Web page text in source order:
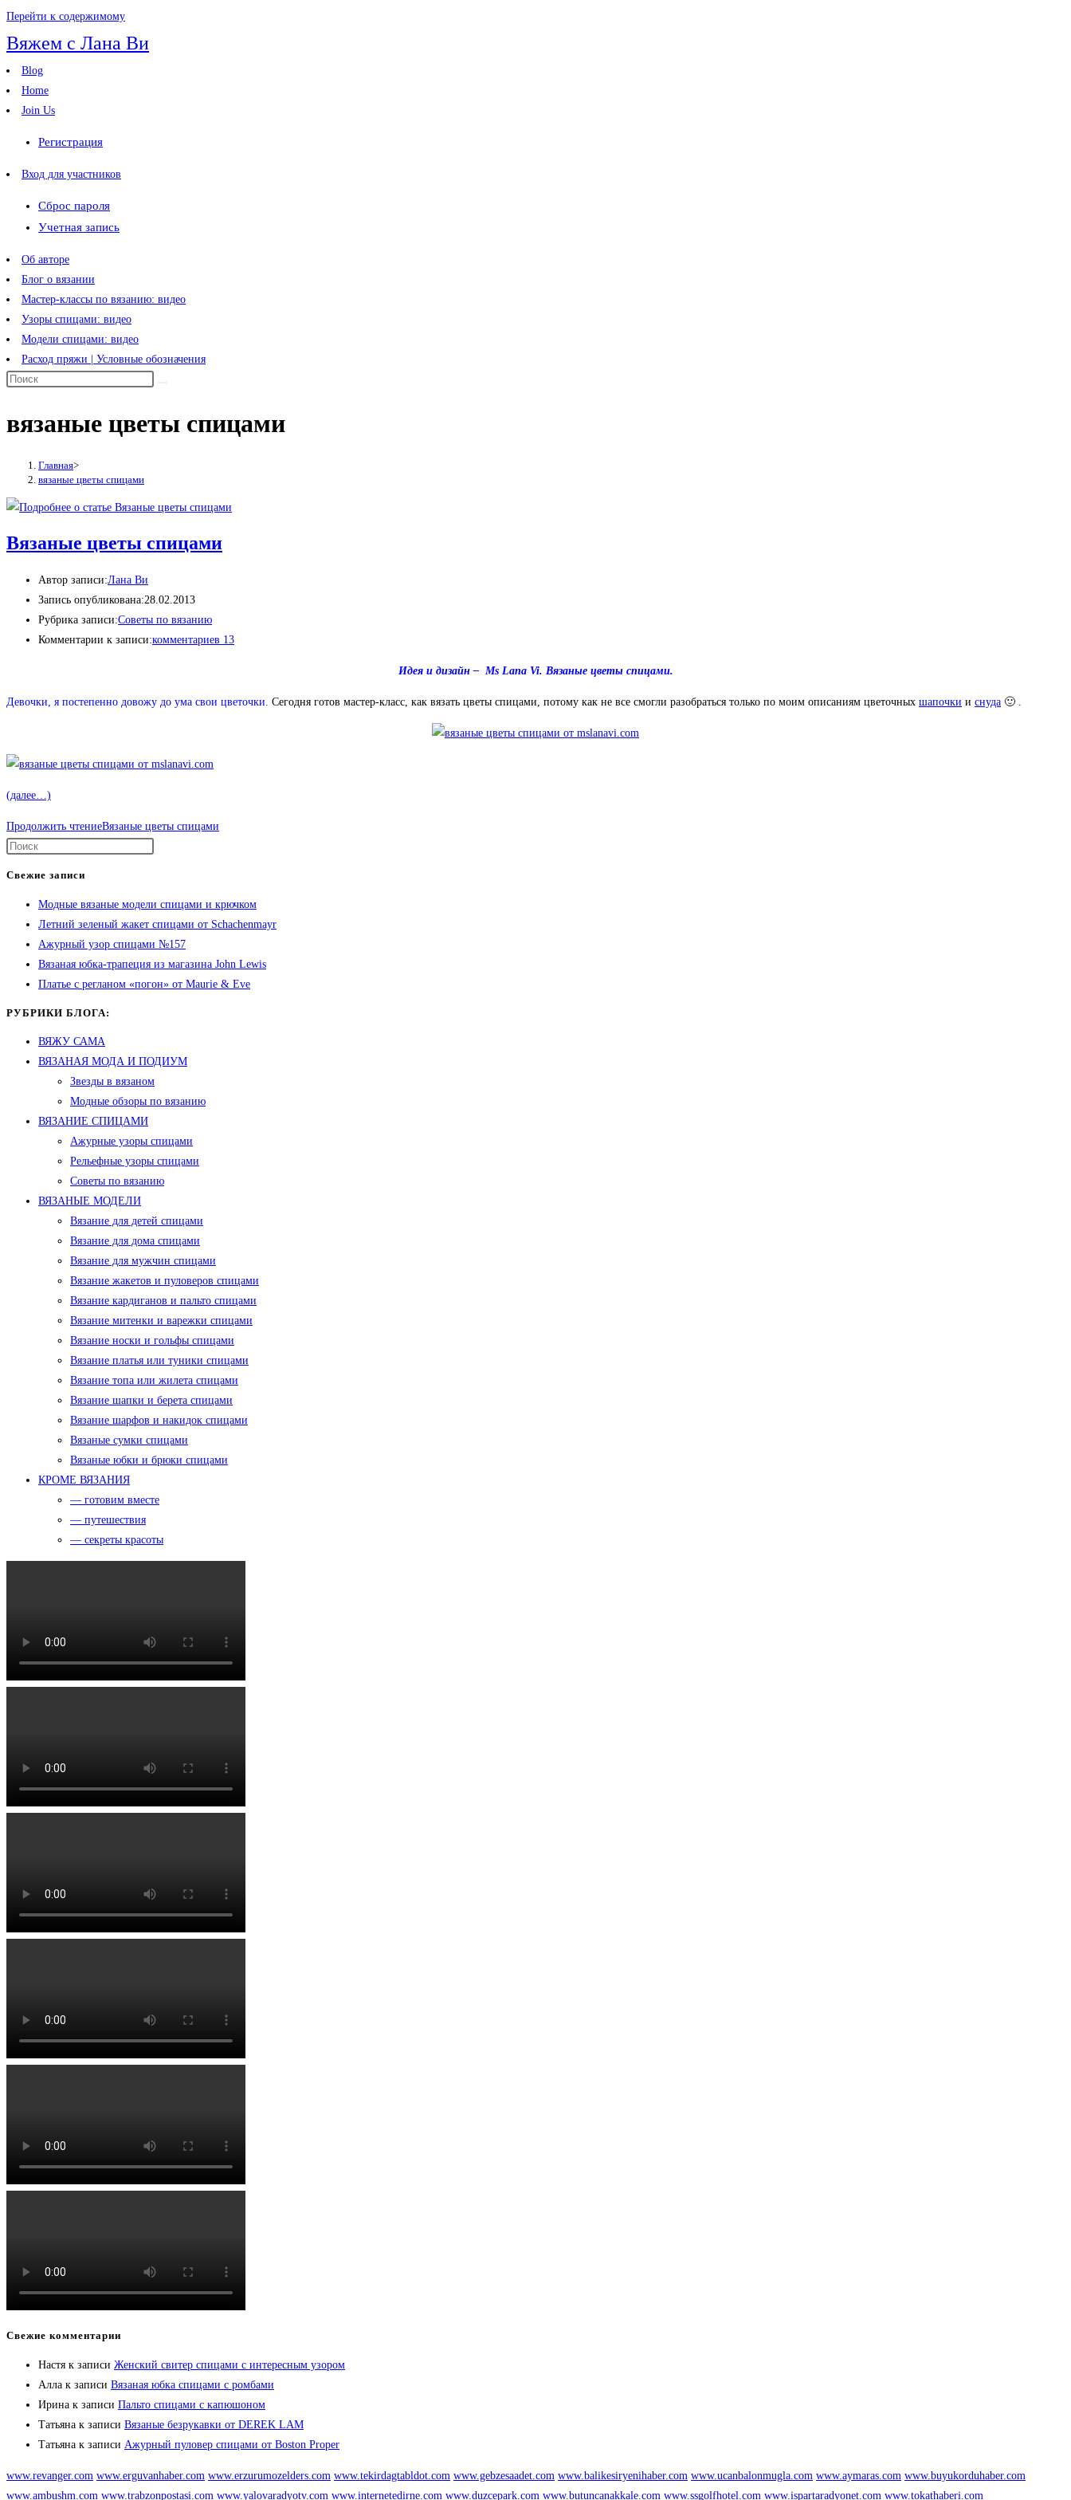
Перейти к содержимому
Вяжем с Лана Ви
Blog
Home
Join Us
Регистрация
Вход для участников
Сброс пароля
Учетная запись
Об авторе
Блог о вязании
Мастер-классы по вязанию: видео
Узоры спицами: видео
Модели спицами: видео
Расход пряжи | Условные обозначения
вязаные цветы спицами
Главная>
вязаные цветы спицами
Вязаные цветы спицами
Автор записи:Лана Ви
Запись опубликована:28.02.2013
Рубрика записи:Советы по вязанию
Комментарии к записи:комментариев 13
Идея и дизайн – Ms Lana Vi. Вязаные цветы спицами.
Девочки, я постепенно довожу до ума свои цветочки. Сегодня готов мастер-класс, как вязать цветы спицами, потому как не все смогли разобраться только по моим описаниям цветочных шапочки и снуда 🙂 .
(далее…)
Продолжить чтениеВязаные цветы спицами
Свежие записи
Модные вязаные модели спицами и крючком
Летний зеленый жакет спицами от Schachenmayr
Ажурный узор спицами №157
Вязаная юбка-трапеция из магазина John Lewis
Платье с регланом «погон» от Maurie & Eve
РУБРИКИ БЛОГА:
ВЯЖУ САМА
ВЯЗАНАЯ МОДА И ПОДИУМ
Звезды в вязаном
Модные обзоры по вязанию
ВЯЗАНИЕ СПИЦАМИ
Ажурные узоры спицами
Рельефные узоры спицами
Советы по вязанию
ВЯЗАНЫЕ МОДЕЛИ
Вязание для детей спицами
Вязание для дома спицами
Вязание для мужчин спицами
Вязание жакетов и пуловеров спицами
Вязание кардиганов и пальто спицами
Вязание митенки и варежки спицами
Вязание носки и гольфы спицами
Вязание платья или туники спицами
Вязание топа или жилета спицами
Вязание шапки и берета спицами
Вязание шарфов и накидок спицами
Вязаные сумки спицами
Вязаные юбки и брюки спицами
КРОМЕ ВЯЗАНИЯ
— готовим вместе
— путешествия
— секреты красоты
Свежие комментарии
Настя к записи Женский свитер спицами с интересным узором
Алла к записи Вязаная юбка спицами с ромбами
Ирина к записи Пальто спицами с капюшоном
Татьяна к записи Вязаные безрукавки от DEREK LAM
Татьяна к записи Ажурный пуловер спицами от Boston Proper
www.revanger.com www.erguvanhaber.com www.erzurumozelders.com www.tekirdagtabldot.com www.gebzesaadet.com www.balikesiryenihaber.com www.ucanbalonmugla.com www.aymaras.com www.buyukorduhaber.com
www.ambushm.com www.trabzonpostasi.com www.yalovaradyotv.com www.internetedirne.com www.duzcepark.com www.butuncanakkale.com www.ssgolfhotel.com www.ispartaradyonet.com www.tokathaberi.com